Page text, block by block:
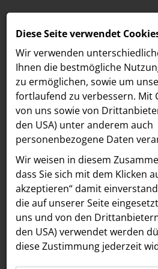
MELDUNGEN
LOEBELL NORDBERG
INNER
aehre
Astoria Artshow
B/S/H Hausgeräte
Meldungen / The Companion
Text Bilder
09.03.2026
Mehr Flair
Mariahilfer
Diese Seite verwendet
Wir verwenden
Ihnen die best­mögliche
zu ermöglichen, sowie um
fortlaufend zu verbessern. Mit
von uns sowie von
den USA) unter anderem auch
personenbezogene Daten
Wir weisen in diesem
dass Sie sich mit dem Klicken
akzeptieren“ damit
die auf unserer Seite
uns und von den
den USA) verwendet werden
diese Zustimmung jederzeit